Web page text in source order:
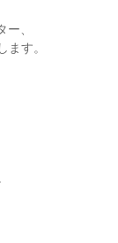
、
す。